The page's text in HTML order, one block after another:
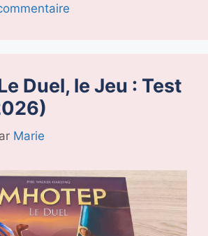
Duel, le Jeu : Test
Marie